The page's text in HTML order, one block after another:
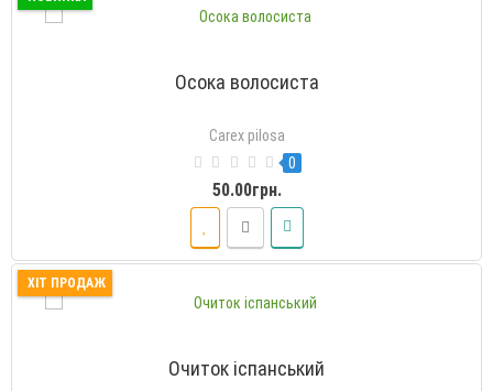
Осока волосиста
Carex pilosa
0
50.00грн.
ХІТ ПРОДАЖ
Очиток іспанський